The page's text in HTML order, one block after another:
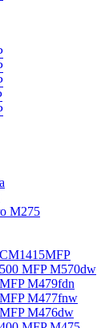
M275
MFP M570dw
M479fdn
M477fnw
M476dw